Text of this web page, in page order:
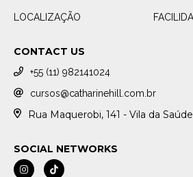
LOCALIZAÇÃO
CONTACT US
+55 (11) 982141024
cursos@catharinehill.com.br
Rua Maquerobi, 141 - Vila da
SOCIAL NETWORKS